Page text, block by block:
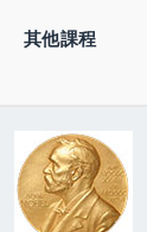
其他課程